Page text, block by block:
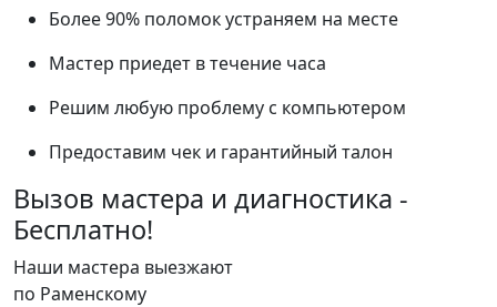
Более 90% поломок устраняем на месте
Мастер приедет в течение часа
Решим любую проблему с компьютером
Предоставим чек и гарантийный талон
Вызов мастера и диагностика -
Бесплатно!
Наши мастера выезжают
по Раменскому